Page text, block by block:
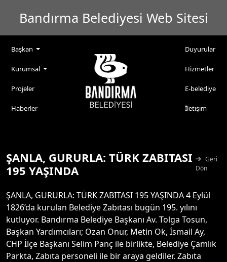
Bandırma Belediyesi Web Sitesi
Başkan
Kurumsal
Projeler
Haberler
Duyurular
Hizmetler
E-belediye
İletişim
ŞANLA, GURURLA: TÜRK ZABITASI
195 YAŞINDA
Geri
Dön
ŞANLA, GURURLA: TÜRK ZABITASI 195 YAŞINDA 4 Eylül
1826’da kurulan Belediye Zabıtası bugün 195. yılını
kutluyor. Bandırma Belediye Başkanı Av. Tolga Tosun,
Başkan Yardımcıları; Ozan Onur, Metin Ok, İsmail Ay,
CHP İlçe Başkanı Selim Panç ile birlikte, Belediye Çamlık
Parkta, Zabıta personeli ile bir araya geldiler. Zabıta